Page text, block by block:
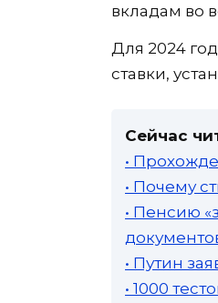
вкладам во
Для 2024
ставки,
Сейчас
•
• Почему
• Пенсию
• Путин
• 1000